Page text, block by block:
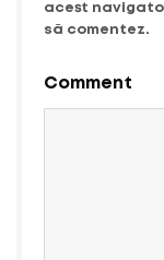
acest
să comentez.
Comment